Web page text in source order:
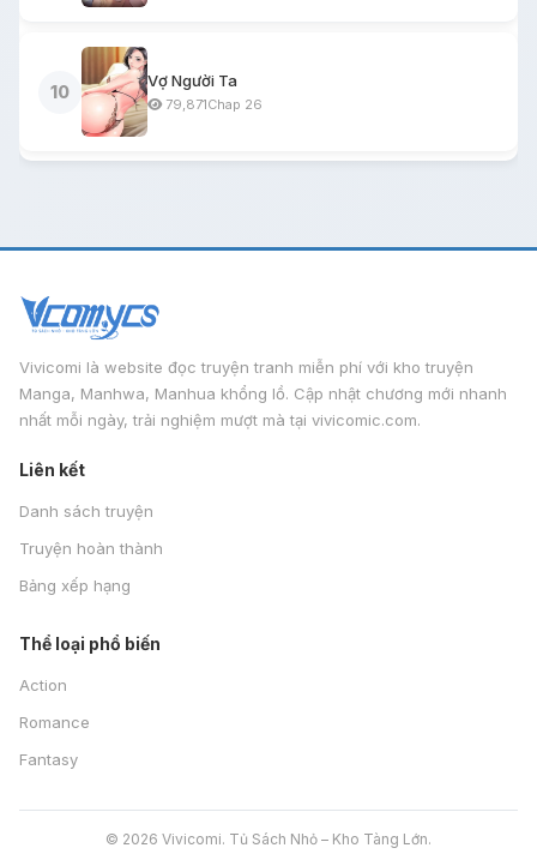
10
Vợ Người Ta
79,871Chap 26
Vivicomi là website đọc truyện tranh miễn phí với kho truyện
Manga, Manhwa, Manhua khổng lồ. Cập nhật chương mới nhanh
nhất mỗi ngày, trải nghiệm mượt mà tại vivicomic.com.
Liên kết
Danh sách truyện
Truyện hoàn thành
Bảng xếp hạng
Thể loại phổ biến
Action
Romance
Fantasy
© 2026 Vivicomi. Tủ Sách Nhỏ – Kho Tàng Lớn.